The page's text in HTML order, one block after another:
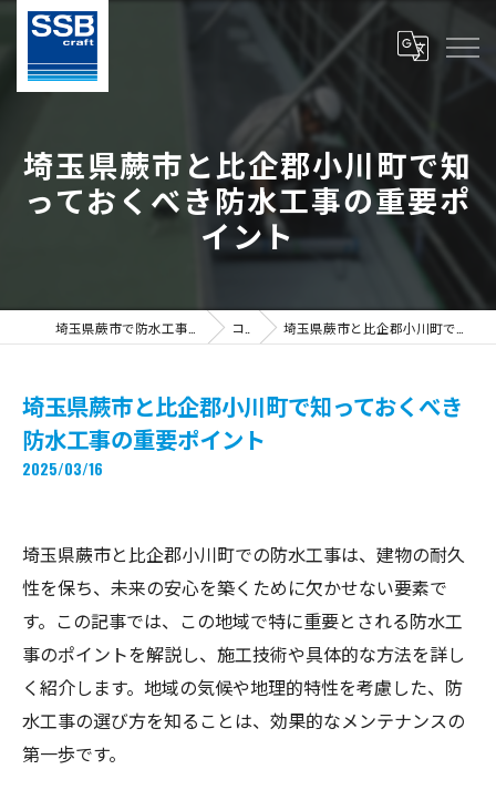
埼玉県蕨市と比企郡小川町で知
っておくべき防水工事の重要ポ
イント
コラム 埼玉県蕨市と比企郡小川町で知っておくべき防水工事の重要ポイント
埼玉県蕨市と比企郡小川町で知っておくべき
防水工事の重要ポイント
2025/03/16
埼玉県蕨市と比企郡小川町での防水工事は、建物の耐久
性を保ち、未来の安心を築くために欠かせない要素で
す。この記事では、この地域で特に重要とされる防水工
事のポイントを解説し、施工技術や具体的な方法を詳し
く紹介します。地域の気候や地理的特性を考慮した、防
水工事の選び方を知ることは、効果的なメンテナンスの
第一歩です。